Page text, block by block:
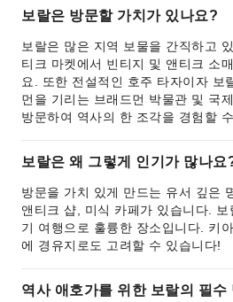
보랄은 방문할 가치가 있나요?
보랄은 많은 지역 보물을 간직하고
티크 마켓에서 빈티지 및 앤티크 소
요. 또한 전설적인 호주 타자이자 보
먼을 기리는 브래드먼 박물관 및 국
방문하여 역사의 한 조각을 경험할
보랄은 왜 그렇게 인기가 많나요
방문을 가치 있게 만드는 유서 깊은
앤티크 샵, 미식 카페가 있습니다. 보
기 여행으로 훌륭한 장소입니다. 키
에 경유지로도 고려할 수 있습니다!
역사 애호가를 위한 보랄의 필수